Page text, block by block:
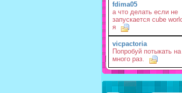
fdima05
а что делать если не
запускается cube
я
vicpactoria
Попробуй потыкать
много раз.